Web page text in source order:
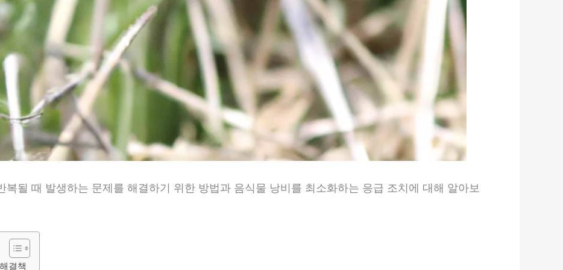
복될 때 발생하는 문제를 해결하기 위한 방법과 음식물 낭비를 최소화하는 응급 조치에 대해 알아보
결책